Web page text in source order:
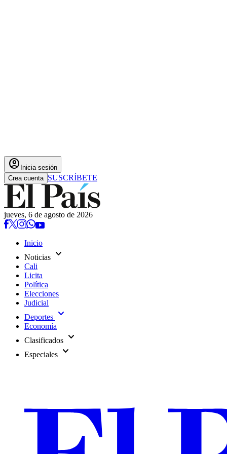
account_circle Inicia sesión
Crea cuenta SUSCRÍBETE
jueves, 6 de agosto de 2026
Inicio
Noticias expand_more
Cali
Licita
Política
Elecciones
Judicial
Deportes expand_more
Economía
Clasificados expand_more
Especiales expand_more